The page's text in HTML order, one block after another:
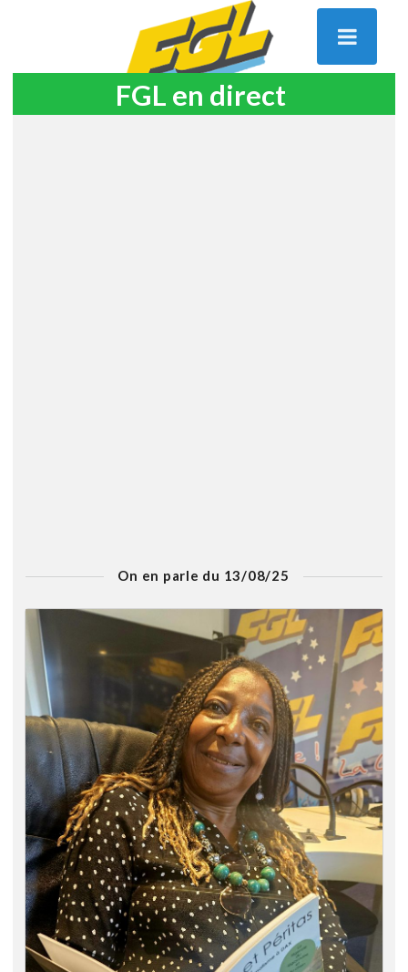
FGL en direct
On en parle du 13/08/25